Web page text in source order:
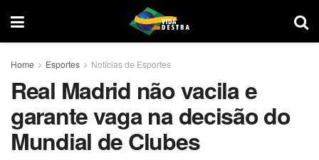
Home Esportes Notícias de Esportes
Real Madrid não vacila e
garante vaga na decisão do
Mundial de Clubes